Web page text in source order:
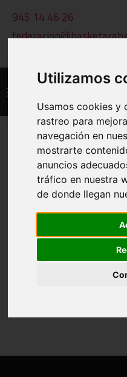
Utilizamos
Usamos cookies y
rastreo para
navegación en
mostrarte
anuncios
tráfico en nuestra
de donde llegan
945 14 46 26
2026
VER OTRO GRUPO